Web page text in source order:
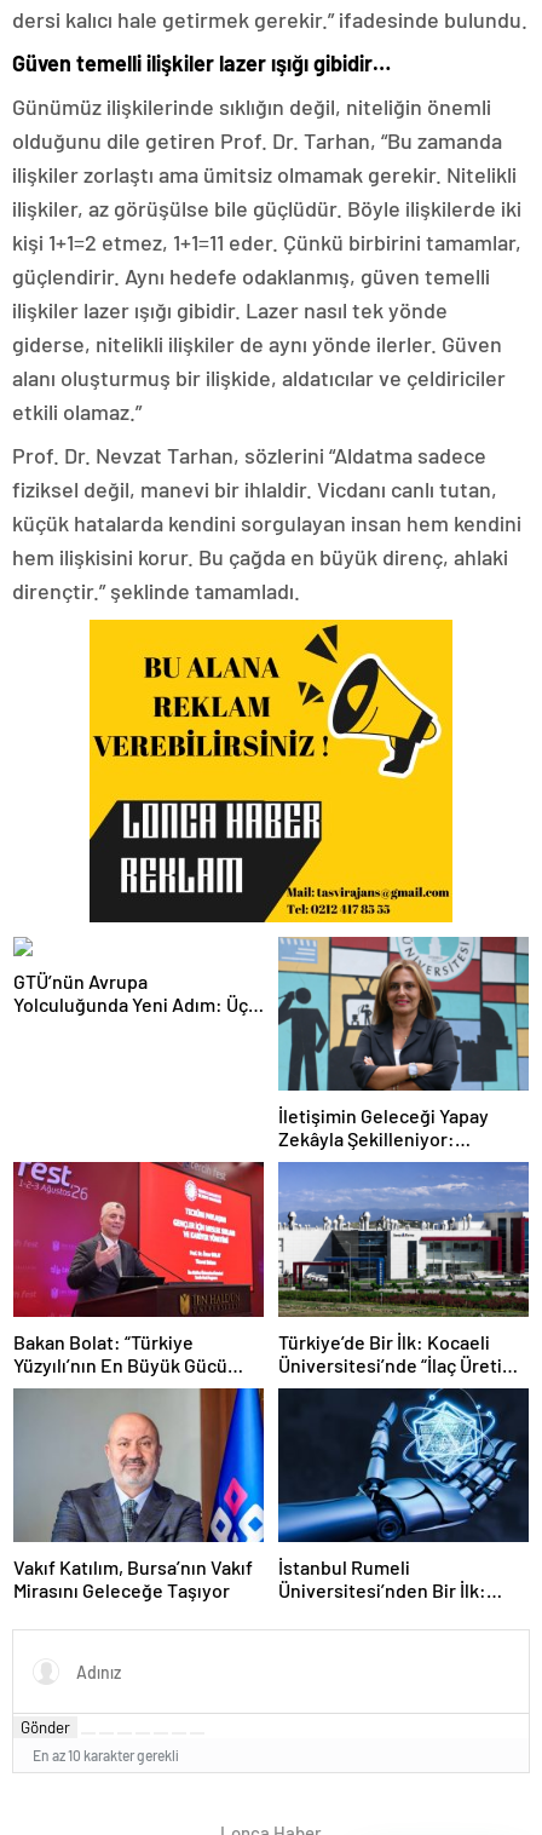
dersi kalıcı hale getirmek gerekir.” ifadesinde bulundu.
Güven temelli ilişkiler lazer ışığı gibidir…
Günümüz ilişkilerinde sıklığın değil, niteliğin önemli
olduğunu dile getiren Prof. Dr. Tarhan, “Bu zamanda
ilişkiler zorlaştı ama ümitsiz olmamak gerekir. Nitelikli
ilişkiler, az görüşülse bile güçlüdür. Böyle ilişkilerde iki
kişi 1+1=2 etmez, 1+1=11 eder. Çünkü birbirini tamamlar,
güçlendirir. Aynı hedefe odaklanmış, güven temelli
ilişkiler lazer ışığı gibidir. Lazer nasıl tek yönde
giderse, nitelikli ilişkiler de aynı yönde ilerler. Güven
alanı oluşturmuş bir ilişkide, aldatıcılar ve çeldiriciler
etkili olamaz.”
Prof. Dr. Nevzat Tarhan, sözlerini “Aldatma sadece
fiziksel değil, manevi bir ihlaldir. Vicdanı canlı tutan,
küçük hatalarda kendini sorgulayan insan hem kendini
hem ilişkisini korur. Bu çağda en büyük direnç, ahlaki
dirençtir.” şeklinde tamamladı.
GTÜ’nün Avrupa
Yolculuğunda Yeni Adım: Üç
İletişimin Geleceği Yapay
Zekâyla Şekilleniyor:
“Başarının Anahtarı İnsan
Dokunuşu”
Bakan Bolat: “Türkiye
Yüzyılı’nın En Büyük Gücü
Bilgiyle Donanmış
Gençlerimizdir”
Türkiye’de Bir İlk: Kocaeli
Üniversitesi’nde “İlaç Üretim
Teknolojisi” Programı Açıldı
Vakıf Katılım, Bursa’nın Vakıf
Mirasını Geleceğe Taşıyor
İstanbul Rumeli
Üniversitesi’nden Bir İlk:
Makine Öğrenmesi Lisans
Gönder
En az 10 karakter gerekli